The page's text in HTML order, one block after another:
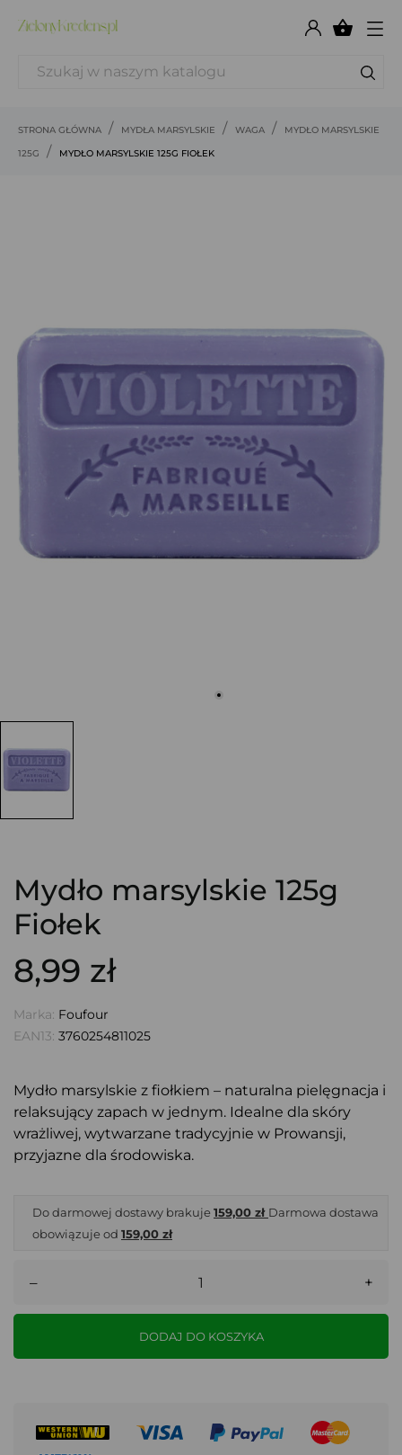

STRONA GŁÓWNA MYDŁA MARSYLSKIE WAGA
MYDŁO MARSYLSKIE
125G
MYDŁO MARSYLSKIE 125G FIOŁEK
Mydło marsylskie 125g
Fiołek
8,99 zł
Marka: Foufour
EAN13: 3760254811025
Mydło marsylskie z fiołkiem – naturalna pielęgnacja i
relaksujący zapach w jednym. Idealne dla skóry
wrażliwej, wytwarzane tradycyjnie w Prowansji,
przyjazne dla środowiska.
Do darmowej dostawy brakuje 159,00 zł Darmowa dostawa
obowiązuje od 159,00 zł
– +
DODAJ DO KOSZYKA